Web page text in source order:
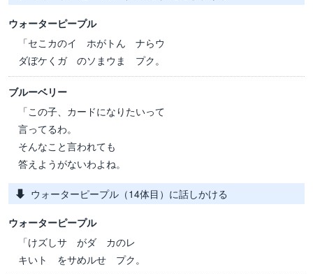
ウォーターピープル
「セこカのイ ホがトん ナらウ
ダぼケくガ のソまウま プク。
ブルーベリー
「この子、カードになりたいって
言ってるわ。
そんなこと言われても
答えようがないわよね。
ウォーターピープル（14体目）に話しかける
ウォーターピープル
「けズしサ がダ カのレ
キいト をサめルせ プク。